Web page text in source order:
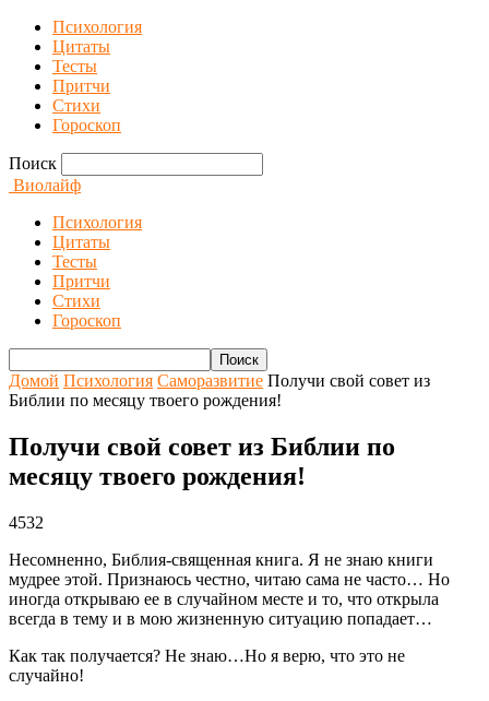
Психология
Цитаты
Тесты
Притчи
Стихи
Гороскоп
Поиск
Виолайф
Психология
Цитаты
Тесты
Притчи
Стихи
Гороскоп
Домой Психология Саморазвитие Получи свой совет из
Библии по месяцу твоего рождения!
Получи свой совет из Библии по
месяцу твоего рождения!
4532
Несомненно, Библия-священная книга. Я не знаю книги
мудрее этой. Признаюсь честно, читаю сама не часто… Но
иногда открываю ее в случайном месте и то, что открыла
всегда в тему и в мою жизненную ситуацию попадает…
Как так получается? Не знаю…Но я верю, что это не
случайно!